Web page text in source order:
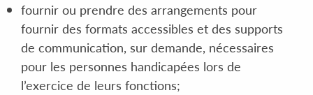
fournir ou prendre des arrangements pour
fournir des formats accessibles et des supports
de communication, sur demande, nécessaires
pour les personnes handicapées lors de
l’exercice de leurs fonctions;